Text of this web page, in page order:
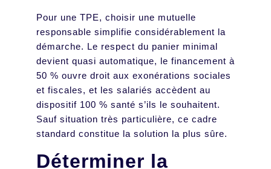
Pour une TPE, choisir une mutuelle
responsable simplifie considérablement la
démarche. Le respect du panier minimal
devient quasi automatique, le financement à
50 % ouvre droit aux exonérations sociales
et fiscales, et les salariés accèdent au
dispositif 100 % santé s’ils le souhaitent.
Sauf situation très particulière, ce cadre
standard constitue la solution la plus sûre.
Déterminer la